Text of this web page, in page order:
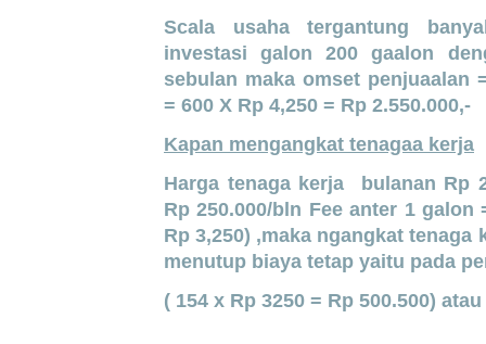
Scala usaha tergantung
investasi galon 200 gaalon
sebulan maka omset penjuaalan
= 600 X Rp 4,250 = Rp 2.550.000,-
Kapan mengangkat tenagaa kerja
Harga tenaga kerja bulanan Rp
Rp 250.000/bln Fee anter 1
Rp 3,250) ,maka ngangkat
menutup biaya tetap yaitu pada
( 154 x Rp 3250 = Rp 500.500)